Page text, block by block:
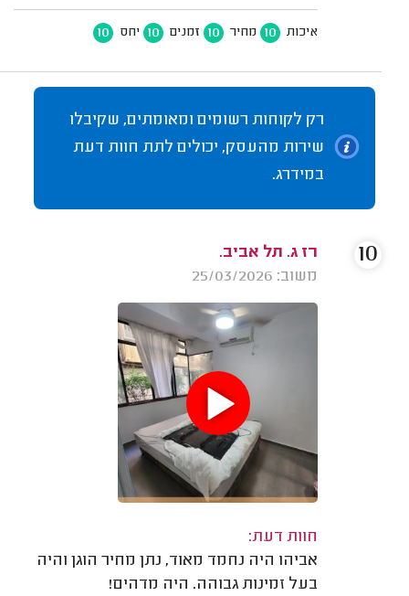
איכות 10 מחיר 10 זמנים 10 יחס 10
רק לקוחות רשומים ומאומתים, שקיבלו
שירות מהעסק, יכולים לתת חוות דעת
במידרג.
רז ג. תל אביב.
משוב: 25/03/2026
חוות דעת:
אביהו היה נחמד מאוד, נתן מחיר הוגן והיה
בעל זמינות גבוהה. היה מדהים!
10